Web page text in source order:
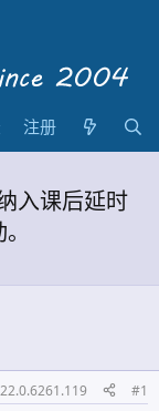
注册
入课后延时
#1